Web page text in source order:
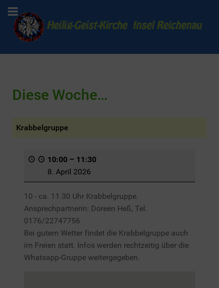
Diese Woche…
Krabbelgruppe
10:00 – 11:30
8. April 2026
10 - ca. 11.30 Uhr Krabbelgruppe.
Ansprechpartnerin: Doreen Heß, Tel.
0176/22747756
Bei gutem Wetter findet die Krabbelgruppe auch
im Freien statt. Infos werden rechtzeitig über die
Whatsapp-Gruppe weitergegeben.